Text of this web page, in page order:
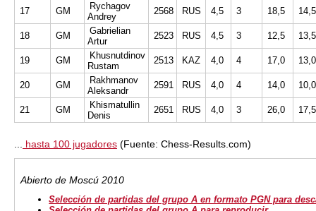
17 GM
Rychagov
Andrey
2568 RUS 4,5 3 18,5 14,5
18 GM
Gabrielian
Artur
2523 RUS 4,5 3 12,5 13,5
19 GM
Khusnutdinov
Rustam
2513 KAZ 4,0 4 17,0 13,0
20 GM
Rakhmanov
Aleksandr
2591 RUS 4,0 4 14,0 10,0
21 GM
Khismatullin
Denis
2651 RUS 4,0 3 26,0 17,5
hasta 100 jugadores (Fuente: Chess-Results.com)
Abierto de Moscú 2010
Selección de partidas del grupo A en formato PGN para